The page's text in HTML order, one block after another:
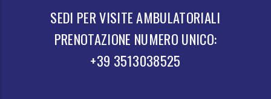
SEDI PER VISITE AMBULATORIALI
PRENOTAZIONE NUMERO UNICO:
+39 3513038525